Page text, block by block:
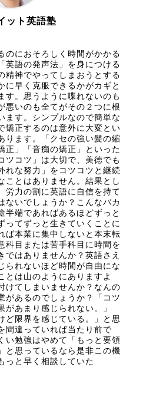
ット英語塾
のにおそろしく時間がかかる
英語の発声法」を身につける
精神でやってしまおうとする
に早く克服できるかがカギと
す。思うように喋れないのも
悪いのも全てがその２つに根
ます。シンプルなので簡単な
矯正するのは意外に大変とい
ります。「クセの強い髪の縮
正」「音痴の矯正」といった
ツコツ」は大切で、美徳でも
れな努力」をコツコツと継続
ことはありません。結果とし
労力の割に英語に自信を持て
ないでしょうか？こんなバカ
半端であればあるほどずっと
ってずっと生きていくことに
ば本業に集中しないと本末転
科目または苦手科目に時間を
ではありませんか？英語さえ
られないほど時間が自由にな
とは山のようにありますよ
けてしまいませんか？なんの
があるのでしょうか？「コツ
があまり感じられない。」
ど限界を感じている。」と思
間違っていれば当たり前で
い勉強はやめて「もっと要領
と思っているなら是非この機
っと早く相談していた